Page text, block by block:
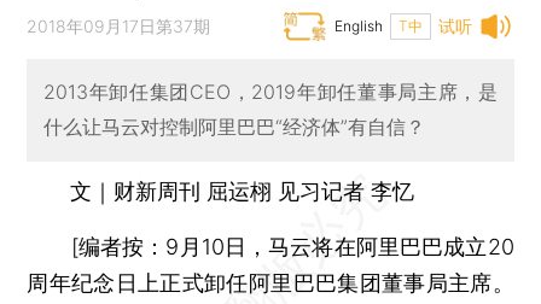
试听
2018年09月17日第37期 T中
English
2013年卸任集团CEO，2019年卸任董事局主席，是
什么让马云对控制阿里巴巴“经济体”有自信？
文｜财新周刊 屈运栩 见习记者 李忆
[编者按： 9月10日，马云将在阿里巴巴成立20
周年纪念日上正式卸任阿里巴巴集团董事局主席。